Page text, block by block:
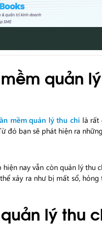
mềm quản
mềm quản lý thu chi là rất
đó bạn sẽ phát hiện ra
nay vẫn còn quản lý
xảy ra như bị mất sổ,
lý thu